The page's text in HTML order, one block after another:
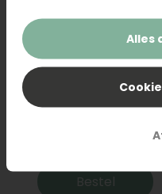
Boeket Raya
Bestel
Alles